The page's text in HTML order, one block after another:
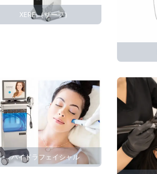
XERF （ザーフ）
ハイドラフェイシャル